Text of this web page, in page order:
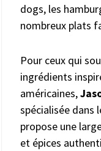
dogs, les
nombreux plats
Pour ceux qui
ingrédients
américaines,
spécialisée dans
propose une
et épices